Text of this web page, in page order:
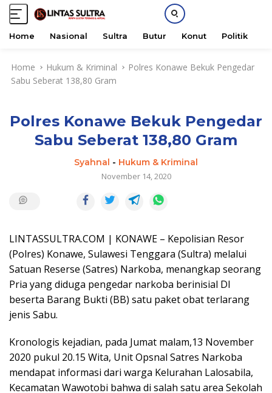
Home Nasional Sultra Butur Konut Politik
Home Hukum & Kriminal
Polres Konawe Bekuk Pengedar
Sabu Seberat 138,80 Gram
Polres Konawe Bekuk Pengedar
Sabu Seberat 138,80 Gram
Syahnal - Hukum & Kriminal
November 14, 2020
LINTASSULTRA.COM | KONAWE – Kepolisian Resor
(Polres) Konawe, Sulawesi Tenggara (Sultra) melalui
Satuan Reserse (Satres) Narkoba, menangkap seorang
Pria yang diduga pengedar narkoba berinisial DI
beserta Barang Bukti (BB) satu paket obat terlarang
jenis Sabu.
Kronologis kejadian, pada Jumat malam,13 November
2020 pukul 20.15 Wita, Unit Opsnal Satres Narkoba
mendapat informasi dari warga Kelurahan Lalosabila,
Kecamatan Wawotobi bahwa di salah satu area Sekolah